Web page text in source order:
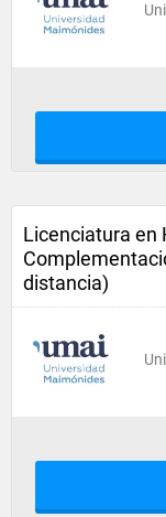
Licenciatura en
distancia)